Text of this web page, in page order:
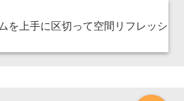
を上手に区切って空間リフレッシ